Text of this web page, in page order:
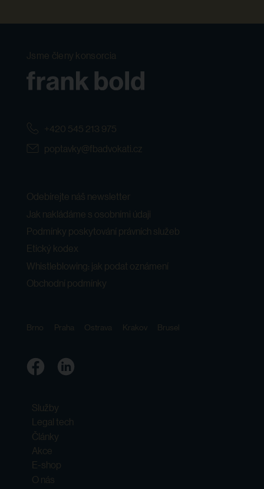
Jsme členy konsorcia
+420 545 213 975
poptavky@fbadvokati.cz
Odebírejte náš newsletter
Jak nakládáme s osobními údaji
Podmínky poskytování právních služeb
Etický kodex
Whistleblowing: jak podat oznámení
Obchodní podmínky
Brno Praha Ostrava Krakov Brusel
Služby
Legal tech
Články
Akce
E-shop
O nás